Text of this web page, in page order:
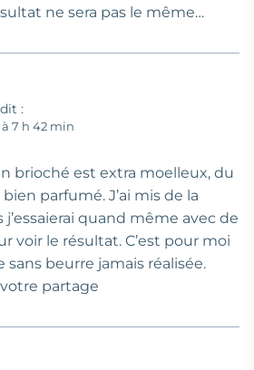
ne sera pas le même…
dit :
7 h 42 min
brioché est extra moelleux, du
parfumé. J’ai mis de la
quand même avec de
voir le résultat. C’est pour moi
beurre jamais réalisée.
partage